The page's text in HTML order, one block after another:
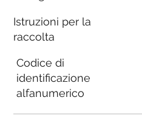
Istruzioni per la
raccolta
Codice di
identificazione
alfanumerico